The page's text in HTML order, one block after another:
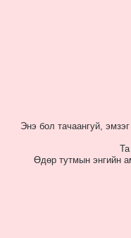
Энэ бол тачаангуй,
Өдөр тутмын энгийн